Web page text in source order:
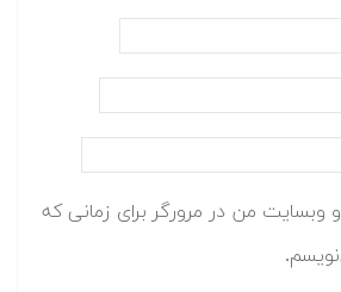
وبسایت من در مرورگر برای زمانی که